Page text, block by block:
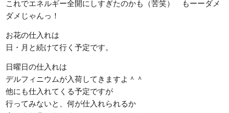
これでエネルギー全開にしすぎたのかも（苦笑） もーーダメ
ダメじゃんっ！
お花の仕入れは
日・月と続けて行く予定です。
日曜日の仕入れは
デルフィニウムが入荷してきますよ＾＾
他にも仕入れてくる予定ですが
行ってみないと、何が仕入れられるか